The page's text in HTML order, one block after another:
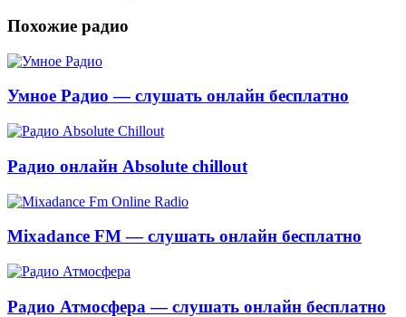
Похожие радио
Умное Радио — слушать онлайн бесплатно
Радио онлайн Absolute chillout
Mixadance FM — слушать онлайн бесплатно
Радио Атмосфера — слушать онлайн бесплатно